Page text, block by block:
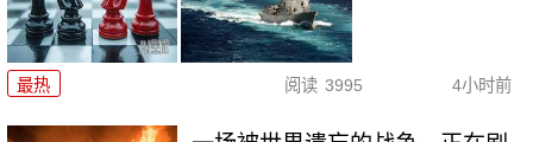
最热 阅读 3995 4小时前